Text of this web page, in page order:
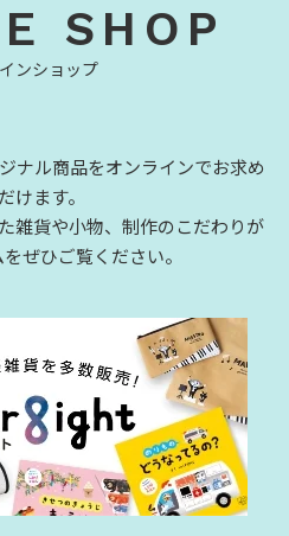
SHOP
ンショップ
ナル商品をオンラインでお求め
けます。
雑貨や小物、制作のこだわりが
ぜひご覧ください。